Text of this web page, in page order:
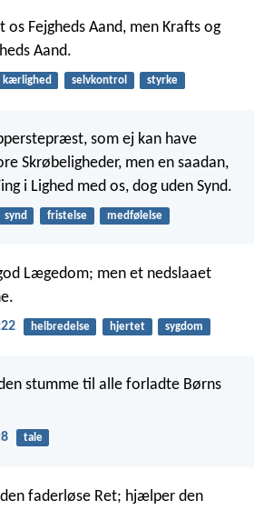
os Fejgheds Aand, men Krafts og
Aand.
kærlighed selvkontrol styrke
som ej kan have
Skrøbeligheder, men en saadan,
i Lighed med os, dog uden Synd.
synd fristelse medfølelse
Lægedom; men et nedslaaet
helbredelse hjertet sygdom
stumme til alle forladte Børns
tale
faderløse Ret; hjælper den